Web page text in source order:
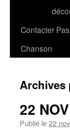
Contacter
Chanson
Archives
22
Publié le22